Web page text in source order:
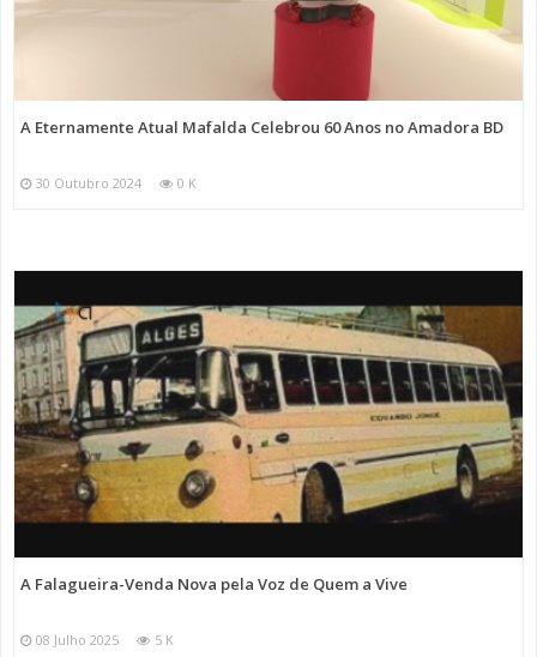
A Eternamente Atual Mafalda Celebrou 60 Anos no Amadora BD
30 Outubro 2024 0 K
A Falagueira-Venda Nova pela Voz de Quem a Vive
08 Julho 2025 5 K